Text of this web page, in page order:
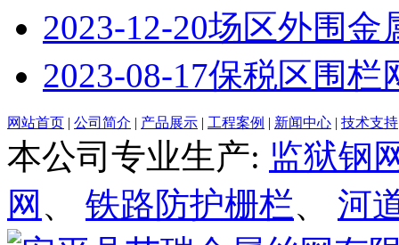
2023-12-20场区外围金
2023-08-17保税区围栏
网站首页 | 公司简介 | 产品展示 | 工程案例 | 新闻中心 | 技术支持
本公司专业生产: 监狱钢
网 、 铁路防护栅栏、 河